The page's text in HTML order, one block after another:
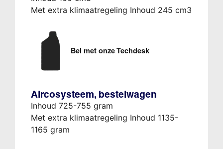
Met extra klimaatregeling Inhoud 245 cm3
Bel met onze Techdesk
Aircosysteem, bestelwagen
Inhoud 725-755 gram
Met extra klimaatregeling Inhoud 1135-
1165 gram